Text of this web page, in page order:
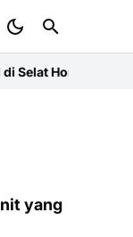
Kenyataan?
yang